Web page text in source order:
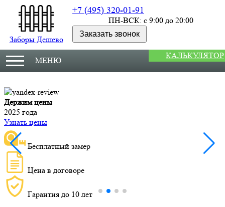
Заборы Дешево
+7 (495) 320-01-91
ПН-ВСК: с 9:00 до 20:00
Заказать звонок
МЕНЮ
КАЛЬКУЛЯТОР
Держим цены
2025 года
Узнать цены
Бесплатный замер
Цена в договоре
Гарантия до 10 лет